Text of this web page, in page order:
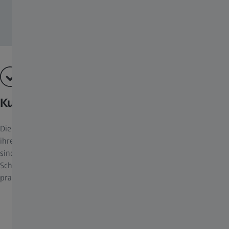
Kurzer Nahbereich
Die Modelle Mono 4x12 T* und 6x18 T* eignen sich aufgrund
ihrer kurzen Naheinstellgrenze auch als Lupe oder Sehhilfe und
sind daher besonders vielseitig einsetzbar. Beim Entziffern von
Schrift oder Lesen einer Straßen- oder Revierkarte kann dies eine
praktische Hilfe sein.